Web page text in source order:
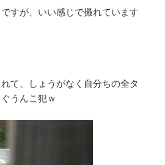
すが、いい感じで撮れています
て、しょうがなく自分ちの全タ
うんこ犯ｗ